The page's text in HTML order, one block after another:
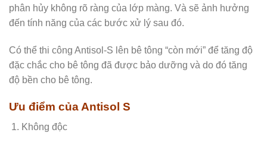
phân hủy không rõ ràng của lớp màng. Và sẽ ảnh hưởng
đến tính năng của các bước xử lý sau đó.
Có thể thi công Antisol-S lên bê tông “còn mới” để tăng độ
đặc chắc cho bê tông đã được bảo dưỡng và do đó tăng
độ bền cho bê tông.
Ưu điểm của Antisol S
Không độc